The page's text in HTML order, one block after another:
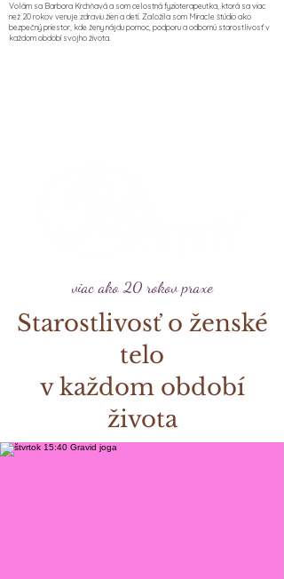
Volám sa Barbora Krchňavá a som celostná fyzioterapeutka, ktorá sa viac
než 20 rokov venuje zdraviu žien a detí. Založila som Miracle štúdio ako
bezpečný priestor, kde ženy nájdu pomoc, podporu a odbornú starostlivosť v
každom období svojho života.​
viac ako 20 rokov praxe
Starostlivosť o ženské
telo
v každom období
života